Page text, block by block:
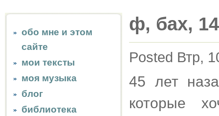
обо мне и этом
сайте
мои тексты
моя музыка
блог
библиотека
ф, бах, 14
Posted Втр,
45 лет
которые